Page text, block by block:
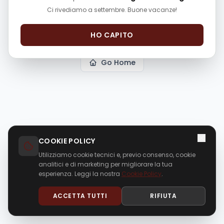
The page"p/alfa-romeo-mito-134030"could not
be found in this application.
Go Home
COOKIE POLICY
Utilizziamo cookie tecnici e, previo consenso, cookie
analitici e di marketing per migliorare la tua
esperienza. Leggi la nostra Cookie Policy.
ACCETTA TUTTI RIFIUTA
Ci rivediamo a settembre. Buone vacanze!
HO CAPITO